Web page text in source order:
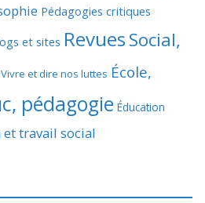
Pédagogies critiques
et sites RevuesSocial,
Vivre et dire nos luttes École,
pédagogie Éducation
travail social